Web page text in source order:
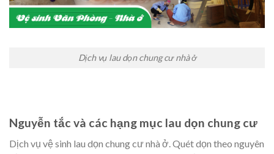
Dịch vụ lau dọn chung cư nhà ở
Nguyễn tắc và các hạng mục lau dọn chung cư
Dịch vụ vệ sinh lau dọn chung cư nhà ở. Quét dọn theo nguyên